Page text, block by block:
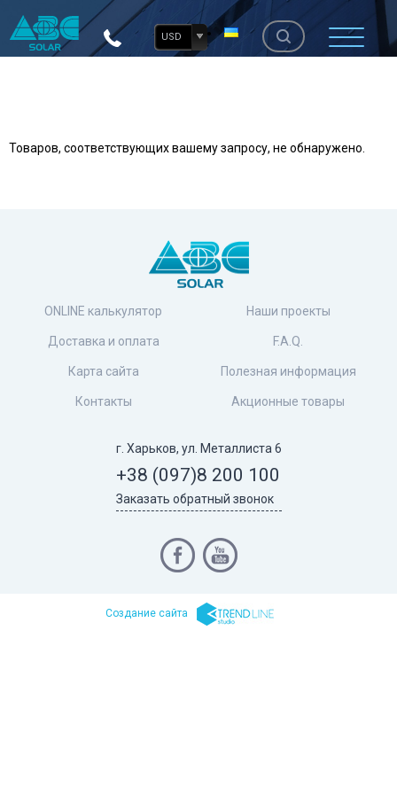
USD
Товаров, соответствующих вашему запросу, не обнаружено.
ONLINE калькулятор
Доставка и оплата
Карта сайта
Контакты
Наши проекты
F.A.Q.
Полезная информация
Акционные товары
г. Харьков, ул. Металлиста 6
+38 (097)8 200 100
Заказать обратный звонок
Cоздание сайта